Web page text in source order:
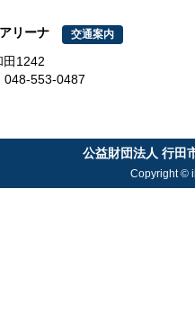
リーナ 交通案内
1242
553-0487
公益財団法人 行田
Copyright ©